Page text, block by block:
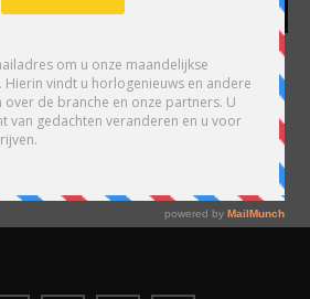
0024 Horloges. Een horlogeliefhebber en
wie de liefde al decennia teruggaat. Voor
passie, net als de oneindige interesse in